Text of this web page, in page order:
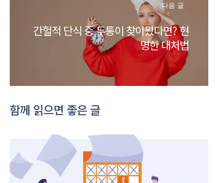
다음 글
간헐적 단식 중 두통이 찾아왔다면? 현
명한 대처법
함께 읽으면 좋은 글